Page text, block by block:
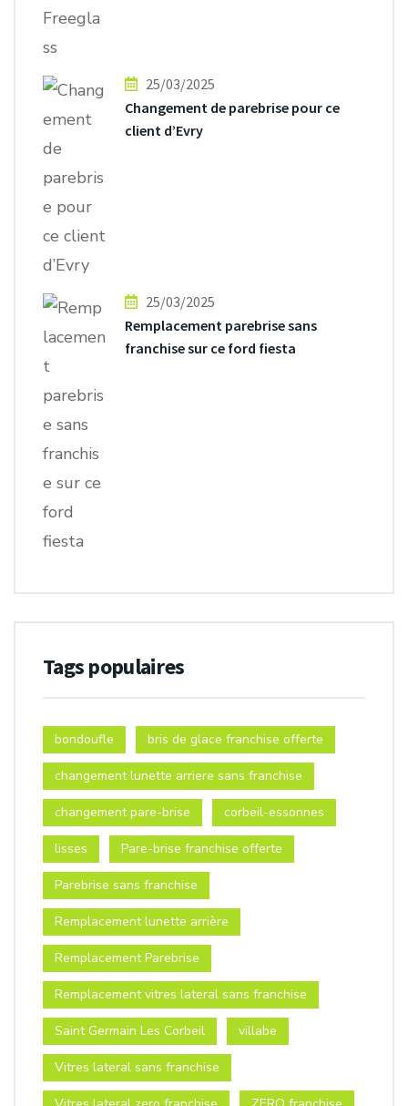
25/03/2025
Changement de parebrise pour ce
client d’Evry
25/03/2025
Remplacement parebrise sans
franchise sur ce ford fiesta
Tags populaires
bondoufle bris de glace franchise offerte
changement lunette arriere sans franchise
changement pare-brise corbeil-essonnes
lisses Pare-brise franchise offerte
Parebrise sans franchise
Remplacement lunette arrière
Remplacement Parebrise
Remplacement vitres lateral sans franchise
Saint Germain Les Corbeil villabe
Vitres lateral sans franchise